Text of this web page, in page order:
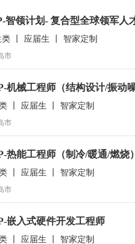
智领计划- 复合型全球领军人
类 丨 应届生 丨 智家定制
市
机械工程师（结构设计/振动噪
丨 应届生 丨 智家定制
市
热能工程师（制冷/暖通/燃烧）
丨 应届生 丨 智家定制
市
嵌入式硬件开发工程师
丨 应届生 丨 智家定制